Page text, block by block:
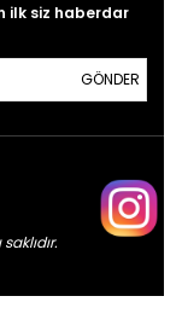
ilk siz haberdar
GÖNDER